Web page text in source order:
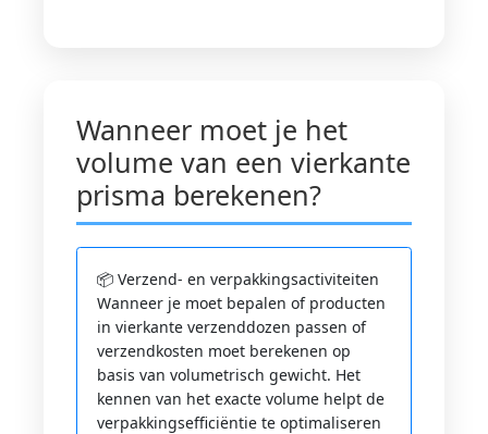
Wanneer moet je het
volume van een vierkante
prisma berekenen?
📦 Verzend- en verpakkingsactiviteiten
Wanneer je moet bepalen of producten
in vierkante verzenddozen passen of
verzendkosten moet berekenen op
basis van volumetrisch gewicht. Het
kennen van het exacte volume helpt de
verpakkingsefficiëntie te optimaliseren